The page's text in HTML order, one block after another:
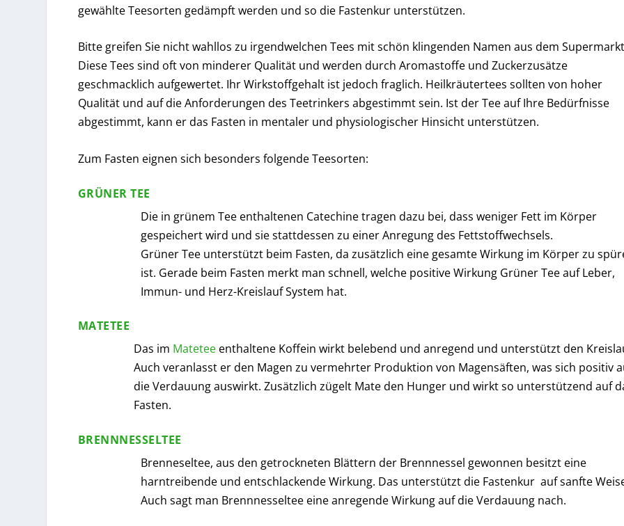
gewählte Teesorten gedämpft werden und so die Fastenkur unterstützen.
Bitte greifen Sie nicht wahllos zu irgendwelchen Tees mit schön klingenden Namen aus dem
Diese Tees sind oft von minderer Qualität und werden durch Aromastoffe und Zuckerzusätze
geschmacklich aufgewertet. Ihr Wirkstoffgehalt ist jedoch fraglich. Heilkräutertees sollten von hoher
Qualität und auf die Anforderungen des Teetrinkers abgestimmt sein. Ist der Tee auf Ihre Bedürfnisse
abgestimmt, kann er das Fasten in mentaler und physiologischer Hinsicht unterstützen.
Zum Fasten eignen sich besonders folgende Teesorten:
GRÜNER TEE
Die in grünem Tee enthaltenen Catechine tragen dazu bei, dass weniger Fett im Körper
gespeichert wird und sie stattdessen zu einer Anregung des Fettstoffwechsels.
Grüner Tee unterstützt beim Fasten, da zusätzlich eine gesamte Wirkung im Körper zu
ist. Gerade beim Fasten merkt man schnell, welche positive Wirkung Grüner Tee auf Leber,
Immun- und Herz-Kreislauf System hat.
MATETEE
Das im Mateteeenthaltene Koffein wirkt belebend und anregend und unterstützt den
Auch veranlasst er den Magen zu vermehrter Produktion von Magensäften, was sich positiv
die Verdauung auswirkt. Zusätzlich zügelt Mate den Hunger und wirkt so unterstützend auf
Fasten.
BRENNNESSELTEE
Brenneseltee, aus den getrockneten Blättern der Brennnessel gewonnen besitzt eine
harntreibende und entschlackende Wirkung. Das unterstützt die Fastenkur auf sanfte
Auch sagt man Brennnesseltee eine anregende Wirkung auf die Verdauung nach.